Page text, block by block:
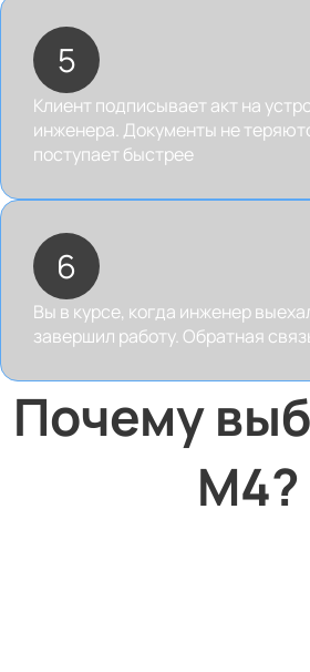
5
Клиент подписывает акт на
инженера. Документы не
поступает быстрее
6
Вы в курсе, когда инженер
завершил работу. Обратная
Почему
М4?